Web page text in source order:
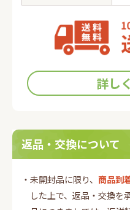
詳し
返品・交換について
・未開封品に限り、 商品到
した上で、返品・交換を